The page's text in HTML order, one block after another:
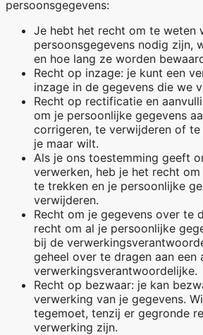
persoonsgegevens:
Je hebt het recht om te weten
persoonsgegevens nodig zijn,
en hoe lang ze worden
Recht op inzage: je kunt een
inzage in de gegevens die we
Recht op rectificatie en
om je persoonlijke gegevens
corrigeren, te verwijderen of
je maar wilt.
Als je ons toestemming geeft
verwerken, heb je het recht
te trekken en je persoonlijke
verwijderen.
Recht om je gegevens over te
recht om al je persoonlijke
bij de
geheel over te dragen aan een
verwerkingsverantwoordelijke.
Recht op bezwaar: je kan
verwerking van je gegevens.
tegemoet, tenzij er gegronde
verwerking zijn.